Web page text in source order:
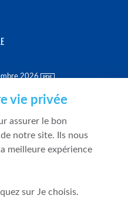
2026
résolution
vie privée
assurer le bon
notre site. Ils nous
meilleure expérience
sur Je choisis.